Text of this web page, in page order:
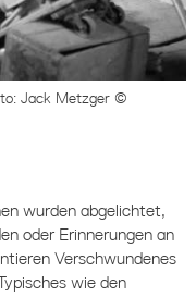
Jack Metzger ©
wurden abgelichtet,
oder Erinnerungen an
Verschwundenes
wie den